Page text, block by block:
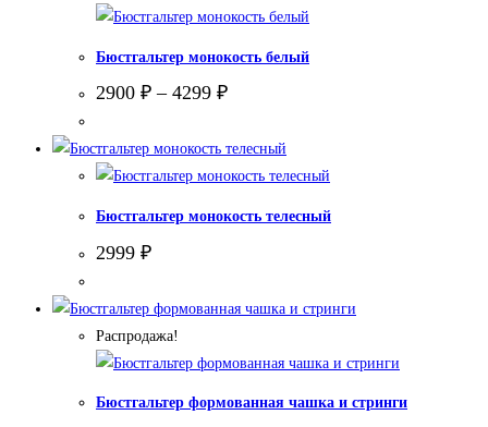
Бюстгальтер монокость белый
2900 ₽ – 4299 ₽
Бюстгальтер монокость телесный
2999 ₽
Распродажа!
Бюстгальтер формованная чашка и стринги